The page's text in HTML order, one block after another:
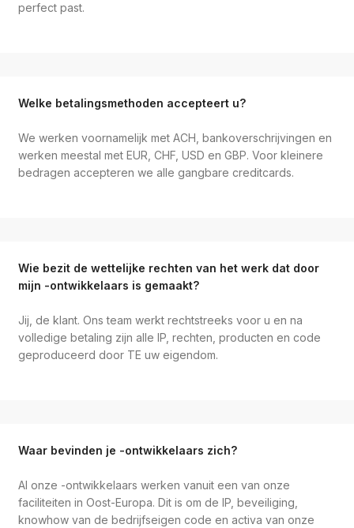
perfect past.
Welke betalingsmethoden accepteert u?
We werken voornamelijk met ACH, bankoverschrijvingen en
werken meestal met EUR, CHF, USD en GBP. Voor kleinere
bedragen accepteren we alle gangbare creditcards.
Wie bezit de wettelijke rechten van het werk dat door
mijn -ontwikkelaars is gemaakt?
Jij, de klant. Ons team werkt rechtstreeks voor u en na
volledige betaling zijn alle IP, rechten, producten en code
geproduceerd door TE uw eigendom.
Waar bevinden je -ontwikkelaars zich?
Al onze -ontwikkelaars werken vanuit een van onze
faciliteiten in Oost-Europa. Dit is om de IP, beveiliging,
knowhow van de bedrijfseigen code en activa van onze